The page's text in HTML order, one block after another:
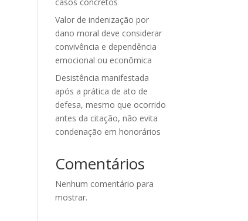
Valor de indenização por
dano moral deve considerar
convivência e dependência
emocional ou econômica
Desistência manifestada
após a prática de ato de
defesa, mesmo que ocorrido
antes da citação, não evita
condenação em honorários
Comentários
Nenhum comentário para
mostrar.